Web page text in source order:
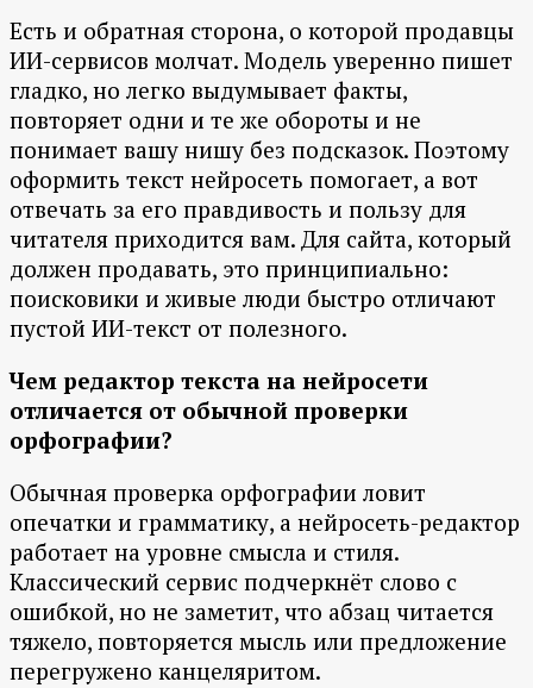
Есть и обратная сторона, о которой продавцы
ИИ-сервисов молчат. Модель уверенно пишет
гладко, но легко выдумывает факты,
повторяет одни и те же обороты и не
понимает вашу нишу без подсказок. Поэтому
оформить текст нейросеть помогает, а вот
отвечать за его правдивость и пользу для
читателя приходится вам. Для сайта, который
должен продавать, это принципиально:
поисковики и живые люди быстро отличают
пустой ИИ-текст от полезного.
Чем редактор текста на нейросети
отличается от обычной проверки
орфографии?
Обычная проверка орфографии ловит
опечатки и грамматику, а нейросеть-редактор
работает на уровне смысла и стиля.
Классический сервис подчеркнёт слово с
ошибкой, но не заметит, что абзац читается
тяжело, повторяется мысль или предложение
перегружено канцеляритом.